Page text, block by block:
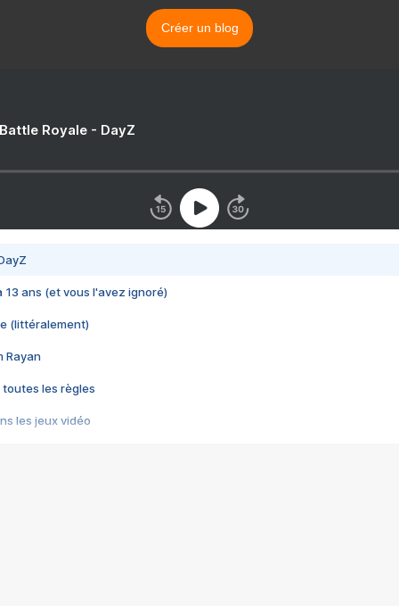
Créer un blog
Royale - DayZ
13 ans (et vous l'avez ignoré)
(littéralement)
Rayan
toutes les règles
les jeux vidéo